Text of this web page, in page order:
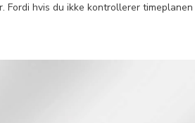
hvis du ikke kontrollerer